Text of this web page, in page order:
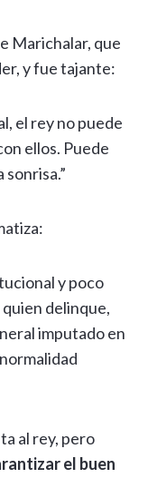
Marichalar, que
y fue tajante:
el rey no puede
ellos. Puede
sonrisa.”
y poco
delinque,
imputado en
al rey, pero
el buen